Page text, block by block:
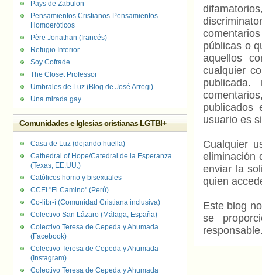
públicas o
aquellos
cualquier
usuario es
Cualquier
eliminación
enviar la
quien
Este blog
se
Pays de Zabulon
Pensamientos Cristianos-Pensamientos
Homoeróticos
Père Jonathan (francés)
Refugio Interior
Soy Cofrade
The Closet Professor
Umbrales de Luz (Blog de José Arregi)
Una mirada gay
Comunidades e Iglesias cristianas LGTBI+
Casa de Luz (dejando huella)
Cathedral of Hope/Catedral de la Esperanza
(Texas, EE.UU.)
Católicos homo y bisexuales
CCEI "El Camino" (Perú)
Co-libr-í (Comunidad Cristiana inclusiva)
Colectivo San Lázaro (Málaga, España)
Colectivo Teresa de Cepeda y Ahumada
(Facebook)
Colectivo Teresa de Cepeda y Ahumada
(Instagram)
Colectivo Teresa de Cepeda y Ahumada